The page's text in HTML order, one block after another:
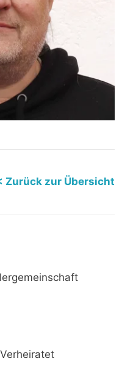
Zurück zur Übersicht
Verheiratet